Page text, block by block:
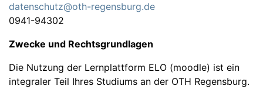
datenschutz@oth-regensburg.de
0941-94302
Zwecke und Rechtsgrundlagen
Die Nutzung der Lernplattform ELO (moodle) ist ein
integraler Teil Ihres Studiums an der OTH Regensburg.